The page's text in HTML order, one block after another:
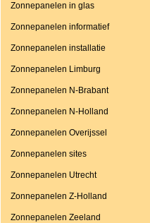
Zonnepanelen in glas
Zonnepanelen informatief
Zonnepanelen installatie
Zonnepanelen Limburg
Zonnepanelen N-Brabant
Zonnepanelen N-Holland
Zonnepanelen Overijssel
Zonnepanelen sites
Zonnepanelen Utrecht
Zonnepanelen Z-Holland
Zonnepanelen Zeeland